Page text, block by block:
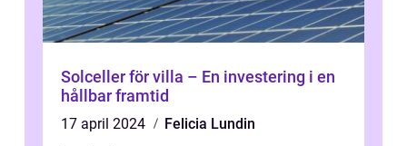
Solceller för villa – En investering i en
hållbar framtid
17 april 2024
Felicia Lundin